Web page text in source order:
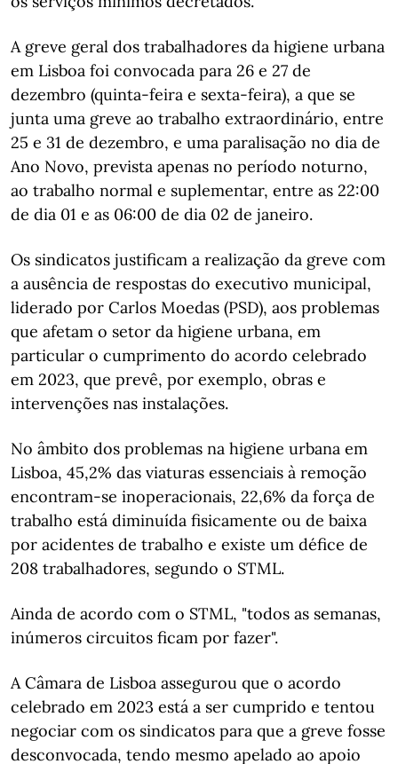
A greve geral dos trabalhadores da higiene urbana
em Lisboa foi convocada para 26 e 27 de
dezembro (quinta-feira e sexta-feira), a que se
junta uma greve ao trabalho extraordinário, entre
25 e 31 de dezembro, e uma paralisação no dia de
Ano Novo, prevista apenas no período noturno,
ao trabalho normal e suplementar, entre as 22:00
de dia 01 e as 06:00 de dia 02 de janeiro.
Os sindicatos justificam a realização da greve com
a ausência de respostas do executivo municipal,
liderado por Carlos Moedas (PSD), aos problemas
que afetam o setor da higiene urbana, em
particular o cumprimento do acordo celebrado
em 2023, que prevê, por exemplo, obras e
intervenções nas instalações.
No âmbito dos problemas na higiene urbana em
Lisboa, 45,2% das viaturas essenciais à remoção
encontram-se inoperacionais, 22,6% da força de
trabalho está diminuída fisicamente ou de baixa
por acidentes de trabalho e existe um défice de
208 trabalhadores, segundo o STML.
Ainda de acordo com o STML, "todos as semanas,
inúmeros circuitos ficam por fazer".
A Câmara de Lisboa assegurou que o acordo
celebrado em 2023 está a ser cumprido e tentou
negociar com os sindicatos para que a greve fosse
desconvocada, tendo mesmo apelado ao apoio